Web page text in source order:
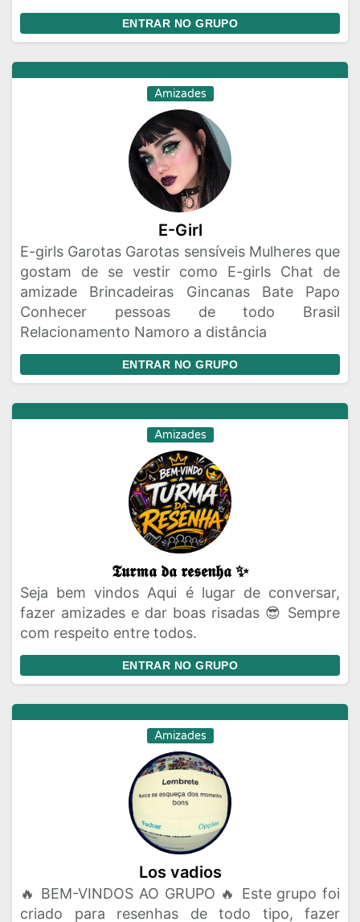
ENTRAR NO GRUPO
Amizades
E-Girl
E-girls Garotas Garotas sensíveis Mulheres que
gostam de se vestir como E-girls Chat de
amizade Brincadeiras Gincanas Bate Papo
Conhecer pessoas de todo Brasil
Relacionamento Namoro a distância
ENTRAR NO GRUPO
Amizades
𝕿𝖚𝖗𝖒𝖆 𝖉𝖆 𝖗𝖊𝖘𝖊𝖓𝖍𝖆 ✨
Seja bem vindos Aqui é lugar de conversar,
fazer amizades e dar boas risadas 😎 Sempre
com respeito entre todos.
ENTRAR NO GRUPO
Amizades
Los vadios
🔥 BEM-VINDOS AO GRUPO 🔥 Este grupo foi
criado para resenhas de todo tipo, fazer